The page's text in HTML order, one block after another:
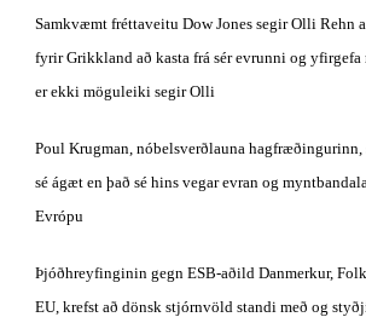
Samkvæmt fréttaveitu Dow Jones segir Olli Rehn
fyrir Grikkland að kasta frá sér evrunni og
er ekki möguleiki segir Olli
Poul Krugman, nóbelsverðlauna hagfræðingurinn,
sé ágæt en það sé hins vegar evran og
Evrópu
Þjóðhreyfinginin gegn ESB-aðild Danmerkur,
EU, krefst að dönsk stjórnvöld standi með og